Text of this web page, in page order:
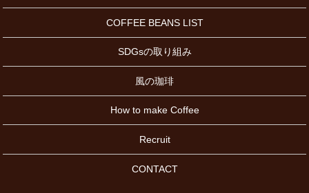
COFFEE BEANS LIST
SDGsの取り組み
風の珈琲
How to make Coffee
Recruit
CONTACT